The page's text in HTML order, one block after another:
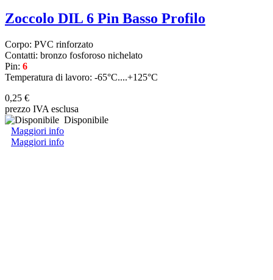
Zoccolo DIL 6 Pin Basso Profilo
Corpo: PVC rinforzato
Contatti: bronzo fosforoso nichelato
Pin: 6
Temperatura di lavoro: -65°C....+125°C
0,25 €
prezzo IVA esclusa
Disponibile
Maggiori info
Maggiori info